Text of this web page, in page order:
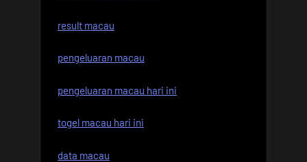
result macau
pengeluaran macau
pengeluaran macau hari ini
togel macau hari ini
data macau